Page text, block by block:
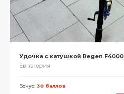
Удочка с катушкой Regen F4000
Евпатория
Бонус: 30 баллов